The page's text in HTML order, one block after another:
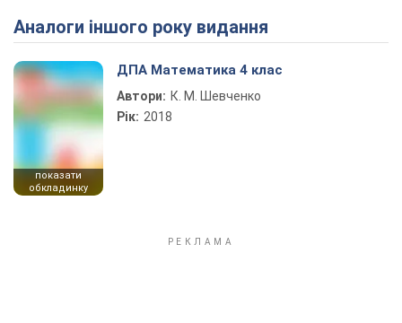
Play Video
Аналоги іншого року видання
показати
обкладинку
ДПА Математика 4 клас
Автори: К. М. Шевченко
Рік: 2018